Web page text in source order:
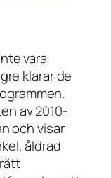
vara
klarar de
av 2010-
och visar
åldrad